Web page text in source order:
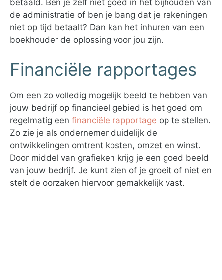
betaald. Ben je zelf niet goed in het bijhouden van
de administratie of ben je bang dat je rekeningen
niet op tijd betaalt? Dan kan het inhuren van een
boekhouder de oplossing voor jou zijn.
Financiële rapportages
Om een zo volledig mogelijk beeld te hebben van
jouw bedrijf op financieel gebied is het goed om
regelmatig een financiële rapportage op te stellen.
Zo zie je als ondernemer duidelijk de
ontwikkelingen omtrent kosten, omzet en winst.
Door middel van grafieken krijg je een goed beeld
van jouw bedrijf. Je kunt zien of je groeit of niet en
stelt de oorzaken hiervoor gemakkelijk vast.